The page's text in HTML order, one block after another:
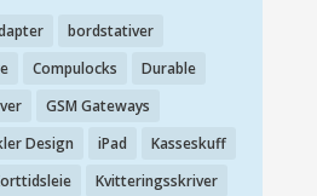
bordstativer
Compulocks
Durable
GSM Gateways
Design iPad
Kasseskuff
Kvitteringsskriver